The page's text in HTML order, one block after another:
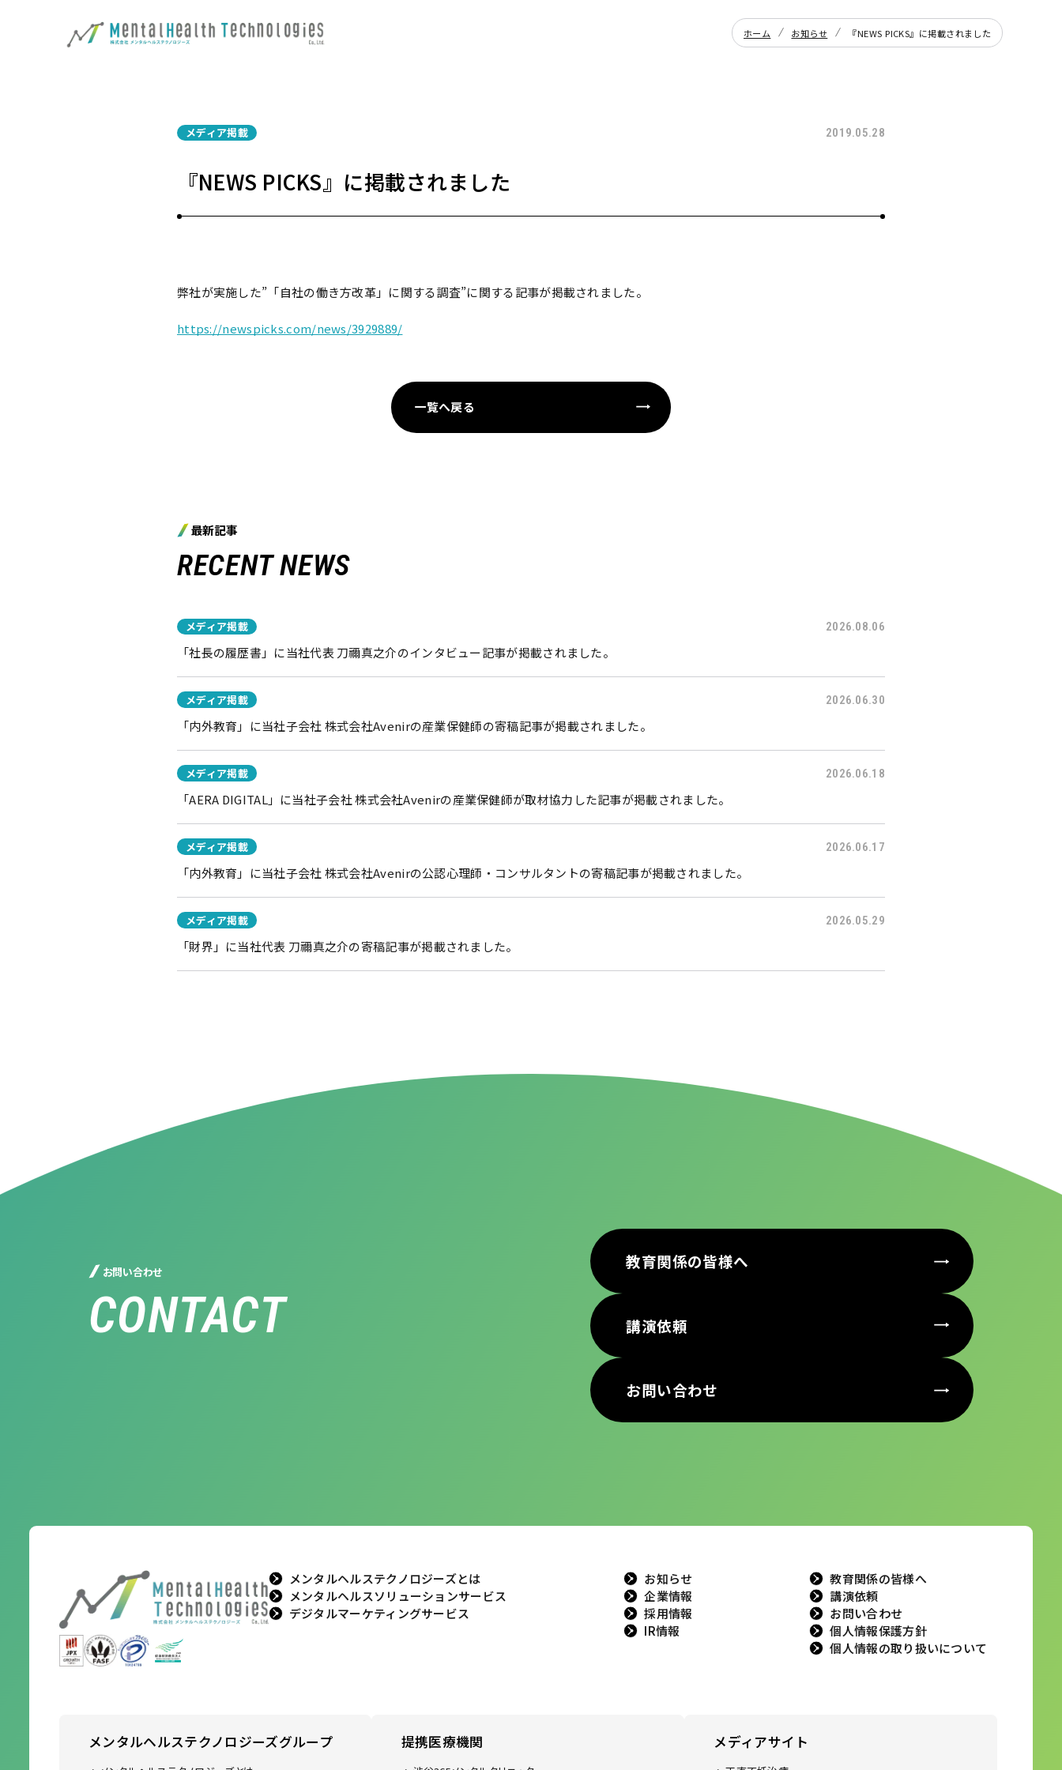
ホーム お知らせ 『NEWS PICKS』に掲載されました
メディア掲載 2019.05.28
『NEWS PICKS』に掲載されました
弊社が実施した”「自社の働き方改革」に関する調査”に関する記事が掲載されました。
https://newspicks.com/news/3929889/
一覧へ戻る
最新記事
RECENT NEWS
メディア掲載 2026.08.06
「社長の履歴書」に当社代表 刀禰真之介のインタビュー記事が掲載されました。
メディア掲載 2026.06.30
「内外教育」に当社子会社 株式会社Avenirの産業保健師の寄稿記事が掲載されました。
メディア掲載 2026.06.18
「AERA DIGITAL」に当社子会社 株式会社Avenirの産業保健師が取材協力した記事が掲載されました。
メディア掲載 2026.06.17
「内外教育」に当社子会社 株式会社Avenirの公認心理師・コンサルタントの寄稿記事が掲載されました。
メディア掲載 2026.05.29
「財界」に当社代表 刀禰真之介の寄稿記事が掲載されました。
お問い合わせ
CONTACT
教育関係の皆様へ
講演依頼
お問い合わせ
メンタルヘルステクノロジーズとは
メンタルヘルスソリューションサービス
デジタルマーケティングサービス
お知らせ
企業情報
採用情報
IR情報
教育関係の皆様へ
講演依頼
お問い合わせ
個人情報保護方針
個人情報の取り扱いについて
メンタルヘルステクノロジーズグループ 提携医療機関 メディアサイト